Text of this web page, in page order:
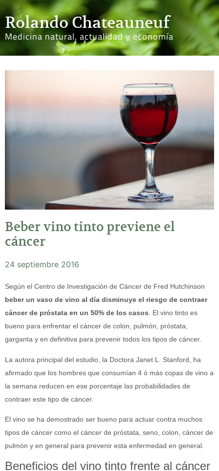
Rolando Chateauneuf
Medicina natural, actualidad y economía
Beber vino tinto previene el
cáncer
24 septiembre 2016
Según el Centro de Investigación de Cáncer de Fred Hutchinson
beber un vaso de vino al día disminuye el riesgo de contraer
cáncer de próstata en un 50% de los casos. El vino tinto es
bueno para enfrentar el cáncer de colon, pulmón, próstata,
garganta y en definitiva para prevenir todos los tipos de cáncer.
La autora principal del estudio, la Doctora Janet L. Stanford, ha
afirmado que los hombres que consumían 4 ó más copas de vino a
la semana reducen en ese porcentaje las probabilidades de
contraer este tipo de cáncer.
El vino se ha demostrado ser bueno para actuar contra muchos
tipos de cáncer como el cáncer de próstata, seno, colon, cáncer de
pulmón y en general para prevenir esta enfermedad en general.
Beneficios del vino tinto frente al cáncer